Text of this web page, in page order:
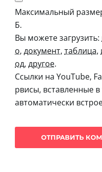
Максимальный
Б.
Вы можете загрузить:
о, документ, таблица,
од, другое.
Ссылки на YouTube,
рвисы, вставленные
автоматически